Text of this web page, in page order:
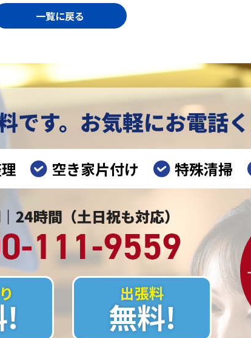
一覧に戻る
す。 お気軽にお電話
空き家片付け 特殊清掃
!
出張料
無料!